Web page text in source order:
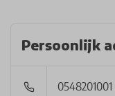
Persoonlijk
0548201001